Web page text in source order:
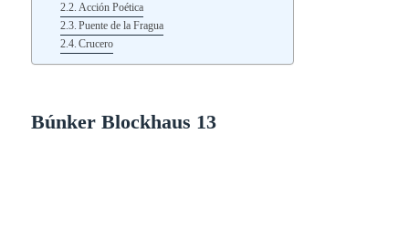
Acción Poética
Puente de la Fragua
Crucero
Búnker Blockhaus 13